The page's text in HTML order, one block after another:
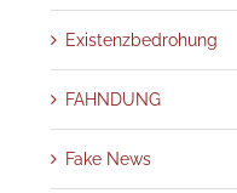
Existenzbedrohung
FAHNDUNG
Fake News